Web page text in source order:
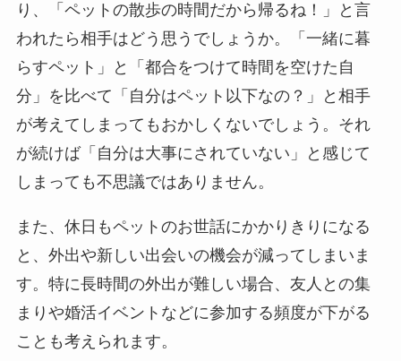
り、「ペットの散歩の時間だから帰るね！」と言
われたら相手はどう思うでしょうか。「一緒に暮
らすペット」と「都合をつけて時間を空けた自
分」を比べて「自分はペット以下なの？」と相手
が考えてしまってもおかしくないでしょう。それ
が続けば「自分は大事にされていない」と感じて
しまっても不思議ではありません。
また、休日もペットのお世話にかかりきりになる
と、外出や新しい出会いの機会が減ってしまいま
す。特に長時間の外出が難しい場合、友人との集
まりや婚活イベントなどに参加する頻度が下がる
ことも考えられます。